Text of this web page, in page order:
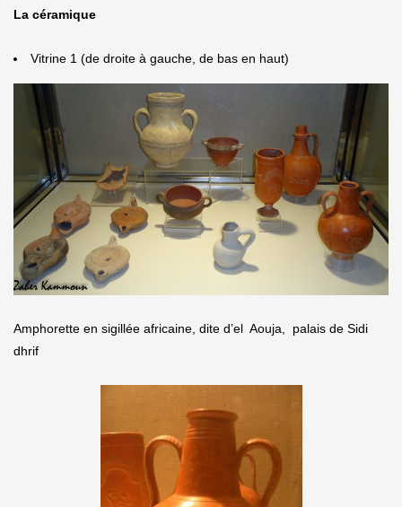
La céramique
Vitrine 1 (de droite à gauche, de bas en haut)
Amphorette en sigillée africaine, dite d’el Aouja, palais de Sidi
dhrif